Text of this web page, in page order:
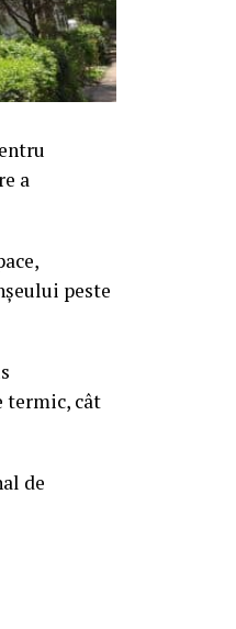
a
peste
termic, cât
de